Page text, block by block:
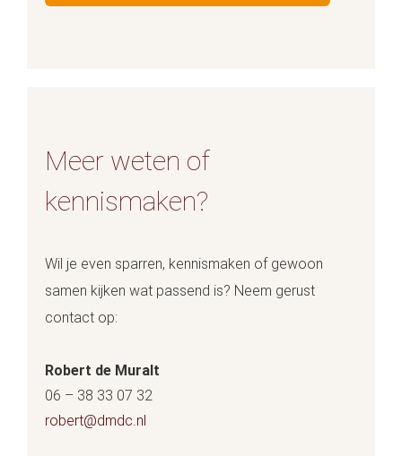
Meer weten of
kennismaken?
Wil je even sparren, kennismaken of gewoon
samen kijken wat passend is? Neem gerust
contact op:
Robert de Muralt
06 – 38 33 07 32
robert@dmdc.nl